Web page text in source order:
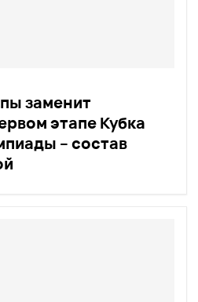
заменит
этапе Кубка
– состав